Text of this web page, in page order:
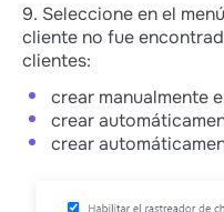
9. Seleccione en el
cliente no fue
clientes:
crear manualmente
crear
crear